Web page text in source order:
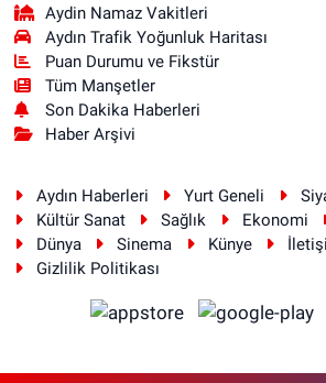
Aydin Namaz Vakitleri
Aydın Trafik Yoğunluk Haritası
Puan Durumu ve Fikstür
Tüm Manşetler
Son Dakika Haberleri
Haber Arşivi
Aydın Haberleri Yurt Geneli
Kültür Sanat
Sağlık Ekonomi
Dünya
Sinema Künye
Gizlilik Politikası